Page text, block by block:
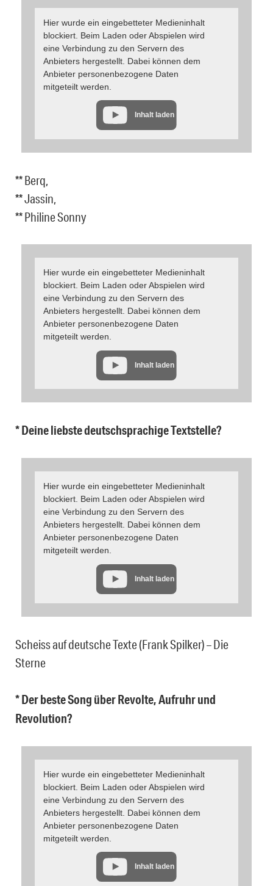
Hier wurde ein eingebetteter Medieninhalt
blockiert. Beim Laden oder Abspielen wird
eine Verbindung zu den Servern des
Anbieters hergestellt. Dabei können dem
Anbieter personenbezogene Daten
mitgeteilt werden.
Inhalt laden
** Berq,
** Jassin,
** Philine Sonny
Hier wurde ein eingebetteter Medieninhalt
blockiert. Beim Laden oder Abspielen wird
eine Verbindung zu den Servern des
Anbieters hergestellt. Dabei können dem
Anbieter personenbezogene Daten
mitgeteilt werden.
Inhalt laden
* Deine liebste deutschsprachige Textstelle?
Hier wurde ein eingebetteter Medieninhalt
blockiert. Beim Laden oder Abspielen wird
eine Verbindung zu den Servern des
Anbieters hergestellt. Dabei können dem
Anbieter personenbezogene Daten
mitgeteilt werden.
Inhalt laden
Scheiss auf deutsche Texte (Frank Spilker) – Die
Sterne
* Der beste Song über Revolte, Aufruhr und
Revolution?
Hier wurde ein eingebetteter Medieninhalt
blockiert. Beim Laden oder Abspielen wird
eine Verbindung zu den Servern des
Anbieters hergestellt. Dabei können dem
Anbieter personenbezogene Daten
mitgeteilt werden.
Inhalt laden